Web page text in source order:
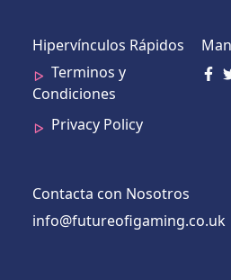
Hipervínculos Rápidos
Terminos y
Condiciones
Privacy Policy
Contacta con Nosotros
info@futureofigaming.co.uk